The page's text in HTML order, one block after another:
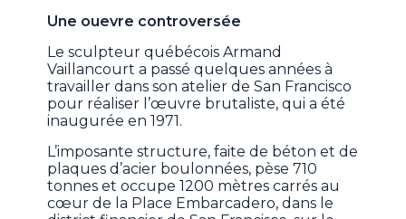
Une ouevre controversée
Le sculpteur québécois Armand
Vaillancourt a passé quelques années à
travailler dans son atelier de San Francisco
pour réaliser l’œuvre brutaliste, qui a été
inaugurée en 1971.
L’imposante structure, faite de béton et de
plaques d’acier boulonnées, pèse 710
tonnes et occupe 1200 mètres carrés au
cœur de la Place Embarcadero, dans le